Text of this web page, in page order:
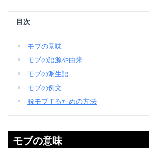
目次
モブの意味
モブの語源や由来
モブの派生語
モブの例文
脱モブするための方法
モブの意味